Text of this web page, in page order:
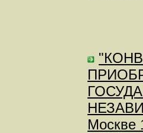
Москве